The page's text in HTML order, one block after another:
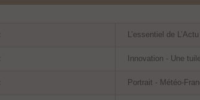
L’essentiel de L’Actu
Innovation - Une
Portrait - Météo-